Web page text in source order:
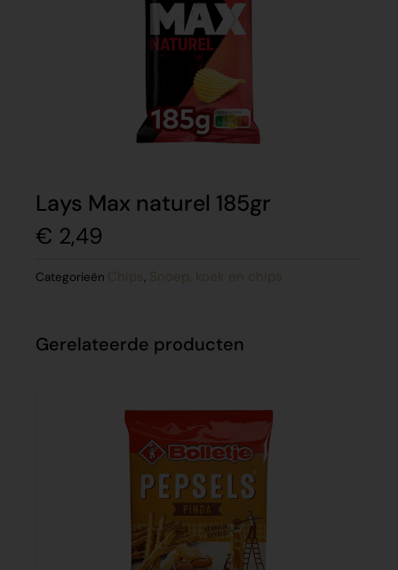
Lays Max naturel 185gr
€ 2,49
Categorieën Chips , Snoep, koek en chips
Gerelateerde producten